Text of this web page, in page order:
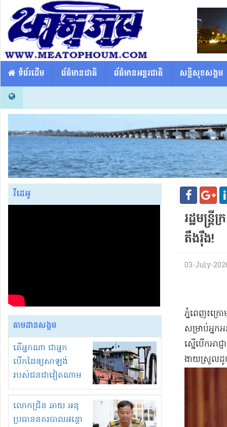
​​ ទំព័រដើម ព័ត៌មានជាតិ ព័ត៌មានអន្តរជាតិ សន្តិសុខសង្គម
វីដេអូ
តាមដានសង្គម
តើអ្នកណា ជាអ្នក
បើកដៃឲ្យសាឡង់
របស់ជនជាវៀតណាម
ចូល មកខុស
ច្បាប់លួចបូមខ្សាច់នៅ
ក្នុងប្រទេសកម្ពុជា
លោកជ្រិន ឆាយ អនុ
ប្រធាននគរបាលអន្តោ
រដ្ឋមន្ត្
តឹងរ៉ឹង!
03-July-
ភ្នំពេញ៖ក្រ
សម្រាប់អ្នក
ស្នើបើកអា
ងាយស្រួល